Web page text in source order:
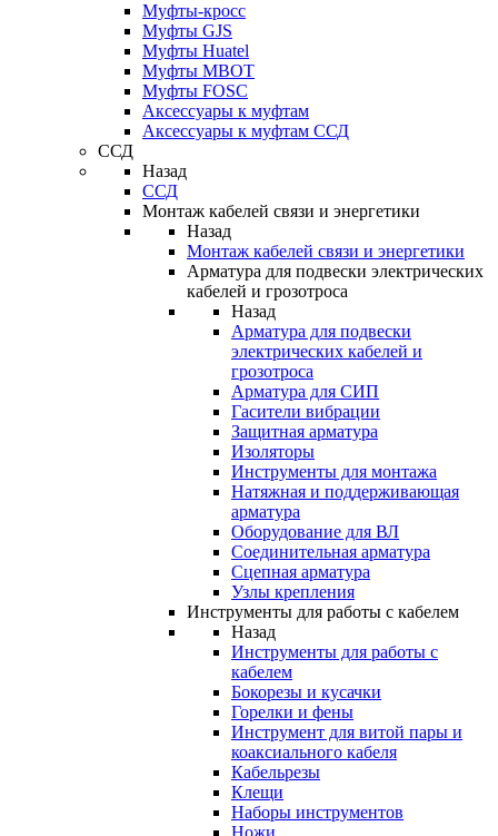
Муфты-кросс
Муфты GJS
Муфты Huatel
Муфты МВОТ
Муфты FOSC
Аксессуары к муфтам
Аксессуары к муфтам ССД
ССД
Назад
ССД
Монтаж кабелей связи и энергетики
Назад
Монтаж кабелей связи и энергетики
Арматура для подвески электрических
кабелей и грозотроса
Назад
Арматура для подвески
электрических кабелей и
грозотроса
Арматура для СИП
Гасители вибрации
Защитная арматура
Изоляторы
Инструменты для монтажа
Натяжная и поддерживающая
арматура
Оборудование для ВЛ
Соединительная арматура
Сцепная арматура
Узлы крепления
Инструменты для работы с кабелем
Назад
Инструменты для работы с
кабелем
Бокорезы и кусачки
Горелки и фены
Инструмент для витой пары и
коаксиального кабеля
Кабельрезы
Клещи
Наборы инструментов
Ножи